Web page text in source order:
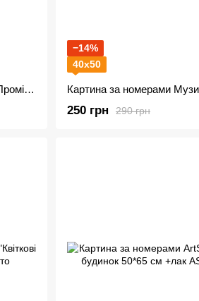
Набір для розпису по номерах. "Промінь життя" 40х50см
−14%
40х50
290 грн
250 грн